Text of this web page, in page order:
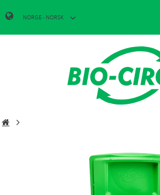
NORGE - NORSK